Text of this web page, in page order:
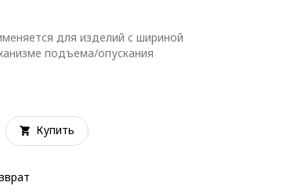
для изделий с шириной
подъема/опускания
Купить